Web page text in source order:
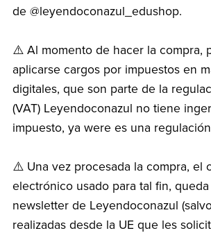
de @leyendoconazul_edushop.
⚠️ Al momento de hacer la compra,
aplicarse cargos por impuestos en
digitales, que son parte de la
(VAT) Leyendoconazul no tiene
impuesto, ya were es una
⚠️ Una vez procesada la compra, el
electrónico usado para tal fin,
newsletter de Leyendoconazul
realizadas desde la UE que les